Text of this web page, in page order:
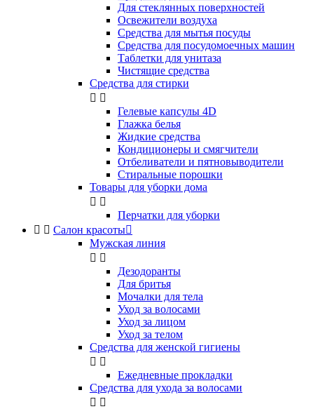
Для стеклянных поверхностей
Освежители воздуха
Средства для мытья посуды
Средства для посудомоечных машин
Таблетки для унитаза
Чистящие средства
Средства для стирки
 
Гелевые капсулы 4D
Глажка белья
Жидкие средства
Кондиционеры и смягчители
Отбеливатели и пятновыводители
Стиральные порошки
Товары для уборки дома
 
Перчатки для уборки
  Салон красоты
Мужская линия
 
Дезодоранты
Для бритья
Мочалки для тела
Уход за волосами
Уход за лицом
Уход за телом
Средства для женской гигиены
 
Ежедневные прокладки
Средства для ухода за волосами
 